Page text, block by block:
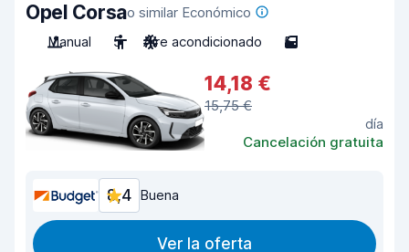
Opel Corsao similar Económico
Manual
5 Aire acondicionado 5
14,18 €
15,75 €
día
Cancelación gratuita
8,4 Buena
Ver la oferta